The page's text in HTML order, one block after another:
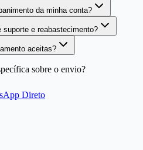
da minha conta?
e reabastecimento?
aceitas?
sobre o envio?
Direto